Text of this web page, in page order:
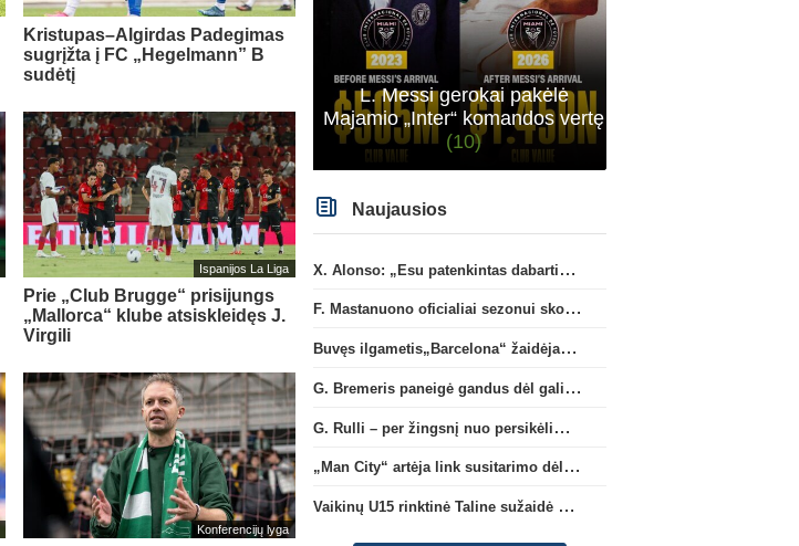
Kristupas–Algirdas Padegimas
sugrįžta į FC „Hegelmann” B
sudėtį
Ispanijos La Liga
Prie „Club Brugge“ prisijungs
„Mallorca“ klube atsiskleidęs J.
Virgili
Konferencijų lyga
L. Messi gerokai pakėlė
Majamio „Inter“ komandos vertę
(10)
Naujausios
X. Alonso: „Esu patenkintas dabartiniais „Chelsea“ ekipos vartininkais“
F. Mastanuono oficialiai sezonui skolinamas „Fiorentina“ ekipai
Buvęs ilgametis„Barcelona“ žaidėjas S. Roberto artėja link persikėlimo į MLS
G. Bremeris paneigė gandus dėl galimo išvykimo iš „Juventus“ klubo
G. Rulli – per žingsnį nuo persikėlimo į „Manchester City“ klubą
„Man City“ artėja link susitarimo dėl marokiečio A. Bouaddi persikėlimo
Vaikinų U15 rinktinė Taline sužaidė pirmąsias kontrolines rungtynes